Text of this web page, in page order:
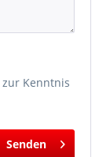
zur Kenntnis
Senden